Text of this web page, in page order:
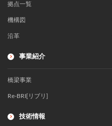
拠点一覧
機構図
沿革
事業紹介
橋梁事業
Re-BRI[リブリ]
技術情報